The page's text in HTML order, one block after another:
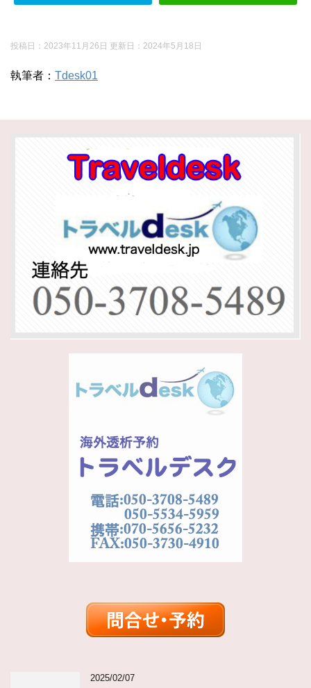
投稿日：2023年11月26日 更新日： 2024年5月18日
執筆者： Tdesk01
2025/02/07